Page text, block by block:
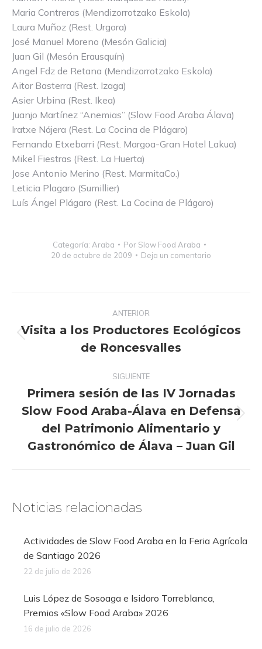
Maria Contreras (Mendizorrotzako Eskola)
Laura Muñoz (Rest. Urgora)
José Manuel Moreno (Mesón Galicia)
Juan Gil (Mesón Erausquín)
Angel Fdz de Retana (Mendizorrotzako Eskola)
Aitor Basterra (Rest. Izaga)
Asier Urbina (Rest. Ikea)
Juanjo Martínez “Anemias” (Slow Food Araba Álava)
Iratxe Nájera (Rest. La Cocina de Plágaro)
Fernando Etxebarri (Rest. Margoa-Gran Hotel Lakua)
Mikel Fiestras (Rest. La Huerta)
Jose Antonio Merino (Rest. MarmitaCo.)
Leticia Plagaro (Sumillier)
Luís Ángel Plágaro (Rest. La Cocina de Plágaro)
Categoría: Araba Por Slow Food Araba
20 de octubre de 2009
Deja un comentario
entre
publicaciones
ANTERIOR
anterior:
Visita a los Productores Ecológicos
de Roncesvalles
SIGUIENTE
siguiente:
Primera sesión de las IV Jornadas
Slow Food Araba-Álava en Defensa
del Patrimonio Alimentario y
Gastronómico de Álava – Juan Gil
Noticias relacionadas
Actividades de Slow Food Araba en la Feria Agrícola
de Santiago 2026
22 de julio de 2026
Luis López de Sosoaga e Isidoro Torreblanca,
Premios «Slow Food Araba» 2026
16 de julio de 2026